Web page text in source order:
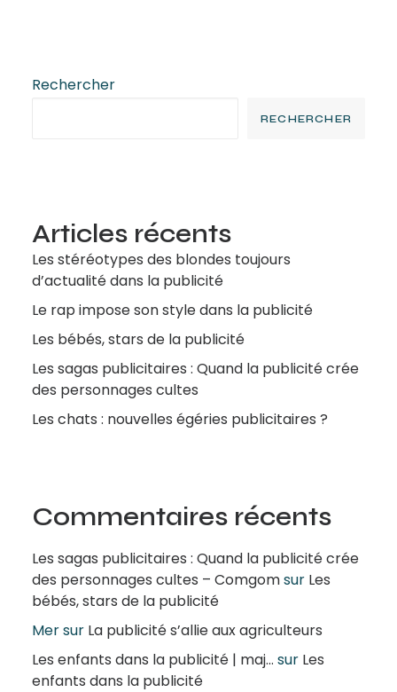
Rechercher
RECHERCHER
Articles récents
Les stéréotypes des blondes toujours
d’actualité dans la publicité
Le rap impose son style dans la publicité
Les bébés, stars de la publicité
Les sagas publicitaires : Quand la publicité crée
des personnages cultes
Les chats : nouvelles égéries publicitaires ?
Commentaires récents
Les sagas publicitaires : Quand la publicité crée
des personnages cultes – Comgomsur Les
bébés, stars de la publicité
Mersur La publicité s’allie aux agriculteurs
Les enfants dans la publicité | maj... sur Les
enfants dans la publicité